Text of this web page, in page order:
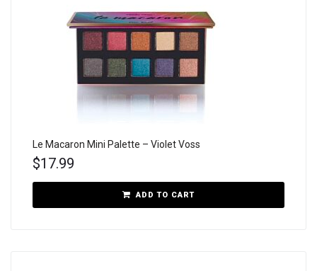
Le Macaron Mini Palette – Violet Voss
$17.99
ADD TO CART